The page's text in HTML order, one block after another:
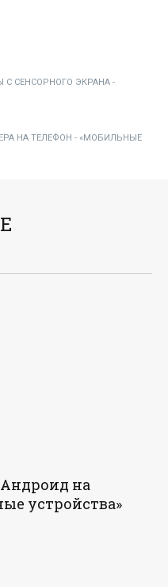
СЕНСОРНОГО ЭКРАНА -
НА ТЕЛЕФОН - «МОБИЛЬНЫЕ
на
устройства»